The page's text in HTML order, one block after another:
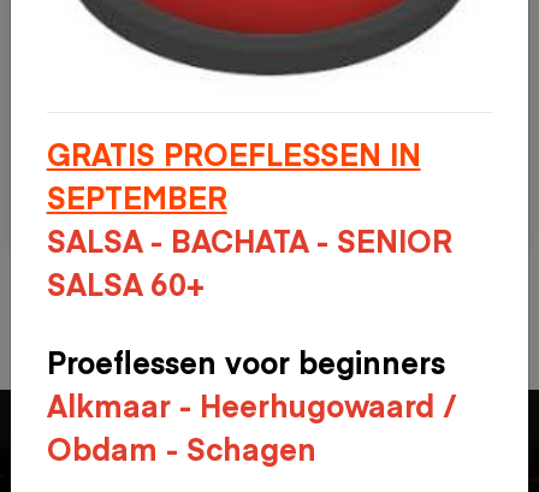
Onze dansschool
GRATIS PROEFLESSEN IN
SEPTEMBER
SALSA - BACHATA - SENIOR
SALSA 60+
Proeflessen voor beginners
Alkmaar - Heerhugowaard /
Obdam - Schagen